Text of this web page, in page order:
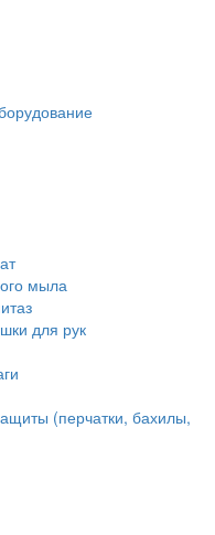
мыла
для рук
(перчатки, бахилы,